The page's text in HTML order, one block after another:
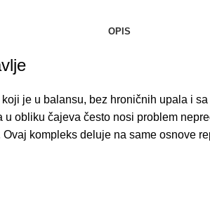
OPIS
je u balansu, bez hroničnih upala i
obliku čajeva često nosi problem
kompleks deluje na same osnove